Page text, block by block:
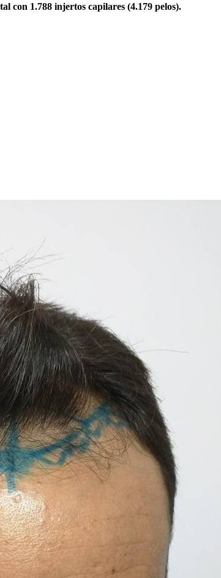
con 1.788 injertos capilares (4.179 pelos).